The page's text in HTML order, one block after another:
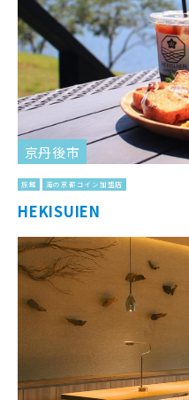
京丹後市
旅館 海の京都コイン加盟店
HEKISUIEN